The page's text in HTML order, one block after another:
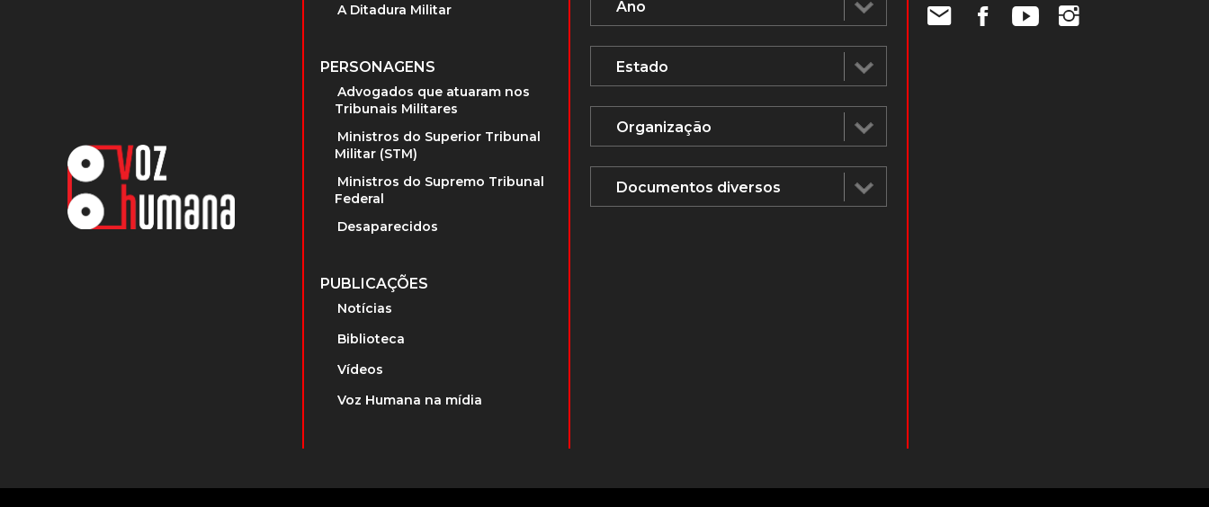
A Ditadura Militar
PERSONAGENS
Advogados que atuaram nos
Tribunais Militares
Ministros do Superior Tribunal
Militar (STM)
Ministros do Supremo Tribunal
Federal
Desaparecidos
PUBLICAÇÕES
Notícias
Biblioteca
Vídeos
Voz Humana na mídia